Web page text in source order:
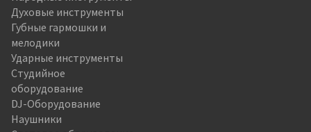
Духовые инструменты
Губные гармошки и
мелодики
Ударные инструменты
Студийное
оборудование
DJ-Оборудование
Наушники